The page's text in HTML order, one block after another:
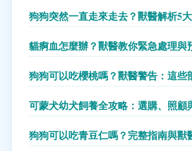
狗狗突然一直走來走去？獸醫解析5
貓痾血怎麼辦？獸醫教你緊急處理與
狗狗可以吃櫻桃嗎？獸醫警告：這些
可蒙犬幼犬飼養全攻略：選購、照顧
狗狗可以吃青豆仁嗎？完整指南與獸